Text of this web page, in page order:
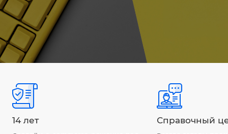
14 лет Справочный